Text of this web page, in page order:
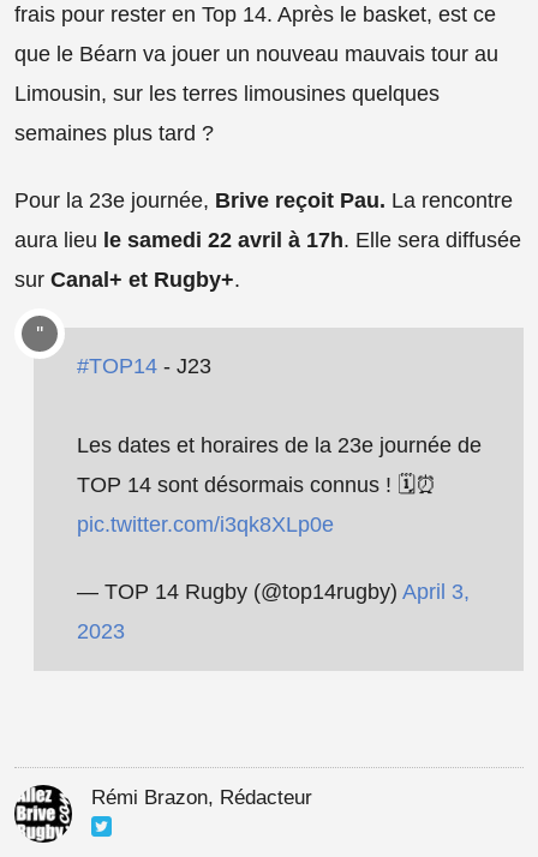
frais pour rester en Top 14. Après le basket, est ce
que le Béarn va jouer un nouveau mauvais tour au
Limousin, sur les terres limousines quelques
semaines plus tard ?
Pour la 23e journée, Brive reçoit Pau. La rencontre
aura lieu le samedi 22 avril à 17h. Elle sera diffusée
sur Canal+ et Rugby+.
#TOP14 - J23
Les dates et horaires de la 23e journée de
TOP 14 sont désormais connus ! 🗓️⏰
pic.twitter.com/i3qk8XLp0e
— TOP 14 Rugby (@top14rugby) April 3,
2023
Rémi Brazon, Rédacteur